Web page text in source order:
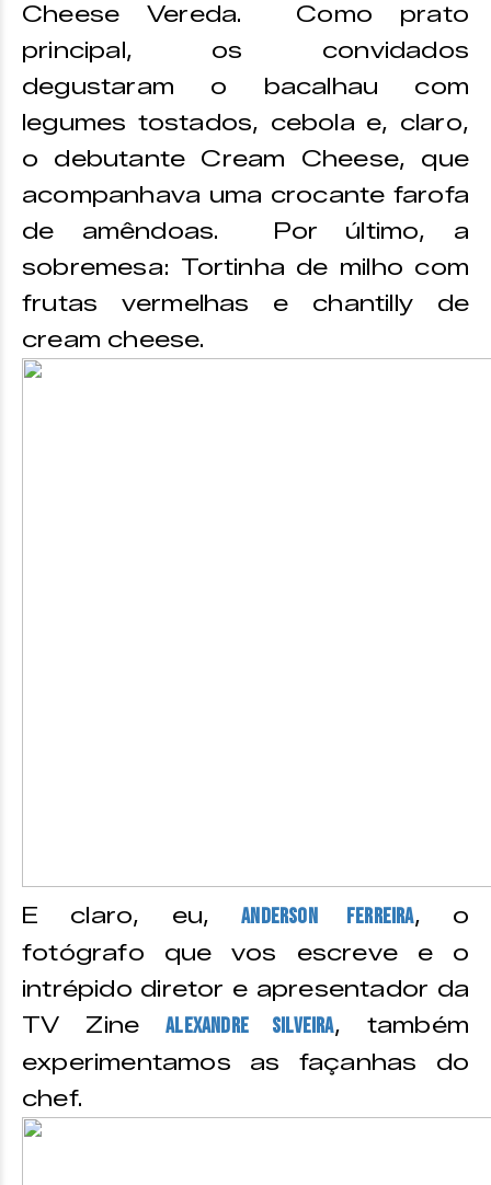
Cheese Vereda. Como prato
principal, os convidados
degustaram o bacalhau com
legumes tostados, cebola e, claro,
o debutante Cream Cheese, que
acompanhava uma crocante farofa
de amêndoas. Por último, a
sobremesa: Tortinha de milho com
frutas vermelhas e chantilly de
cream cheese.
E claro, eu,Anderson Ferreira, o
fotógrafo que vos escreve e o
intrépido diretor e apresentador da
TV ZineAlexandre Silveira, também
experimentamos as façanhas do
chef.